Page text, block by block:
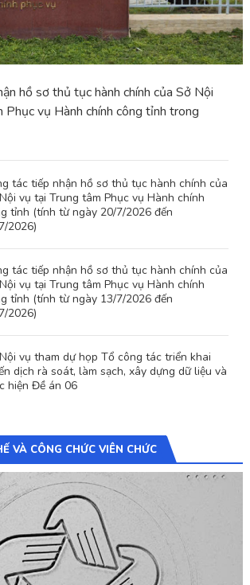
hồ sơ thủ tục hành chính của Sở Nội
Phục vụ Hành chính công tỉnh trong
tác tiếp nhận hồ sơ thủ tục hành chính của
vụ tại Trung tâm Phục vụ Hành chính
tỉnh (tính từ ngày 20/7/2026 đến
2026)
tác tiếp nhận hồ sơ thủ tục hành chính của
vụ tại Trung tâm Phục vụ Hành chính
tỉnh (tính từ ngày 13/7/2026 đến
2026)
vụ tham dự họp Tổ công tác triển khai
dịch rà soát, làm sạch, xây dựng dữ liệu và
hiện Đề án 06
VÀ CÔNG CHỨC VIÊN CHỨC